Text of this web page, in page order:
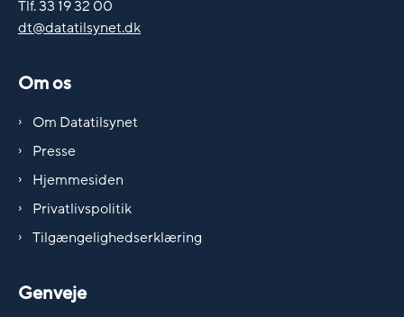
Tlf. 33 19 32 00
dt@datatilsynet.dk
Om os
Om Datatilsynet
Presse
Hjemmesiden
Privatlivspolitik
Tilgængelighedserklæring
Genveje